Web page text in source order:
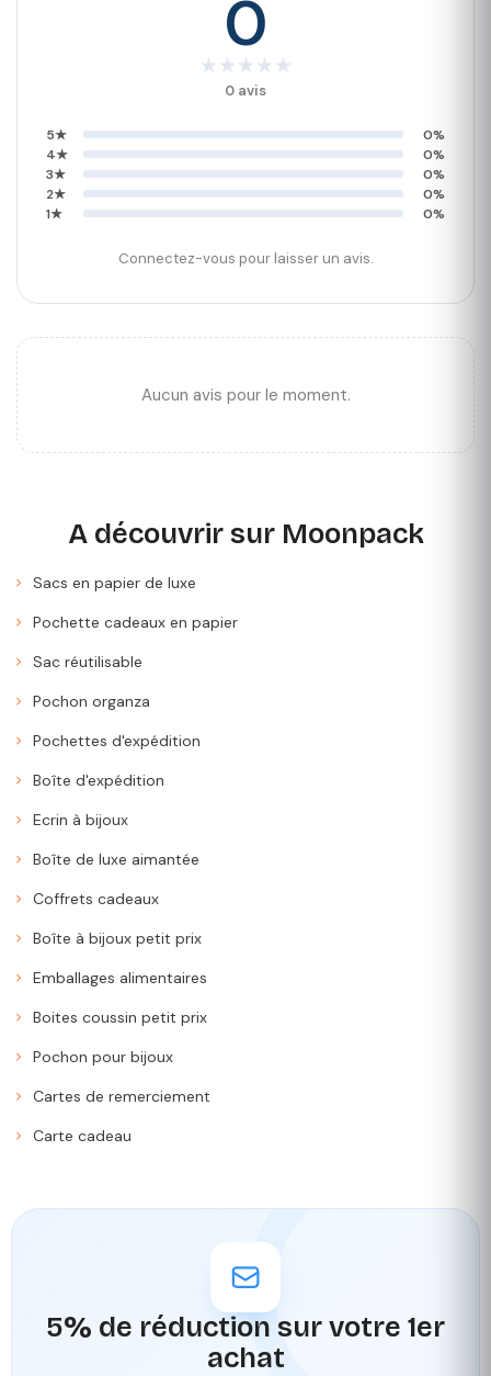
0
★ ★ ★ ★ ★
0 avis
5★
0%
4★
0%
3★
0%
2★
0%
1★
0%
Connectez-vous pour laisser un avis.
Aucun avis pour le moment.
A découvrir sur Moonpack
Sacs en papier de luxe
Pochette cadeaux en papier
Sac réutilisable
Pochon organza
Pochettes d'expédition
Boîte d'expédition
Ecrin à bijoux
Boîte de luxe aimantée
Coffrets cadeaux
Boîte à bijoux petit prix
Emballages alimentaires
Boites coussin petit prix
Pochon pour bijoux
Cartes de remerciement
Carte cadeau
5% de réduction sur votre 1er
achat